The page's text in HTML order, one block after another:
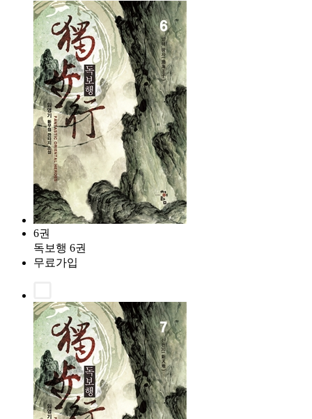
6권
독보행 6권
무료가입